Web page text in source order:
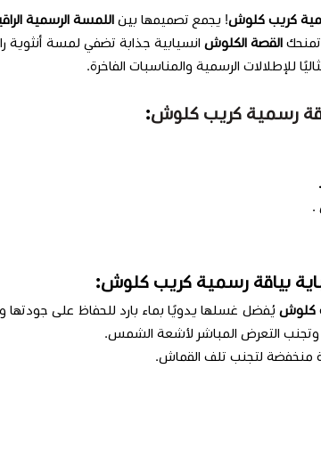
كريب كلوش! يجمع تصميمها بين اللمسة الرسمية
تمنحك القصة الكلوش انسيابية جذابة تضفي لمسة أنثوية
للإطلالات الرسمية والمناسبات الفاخرة.
رسمية كريب كلوش:
.
.
بياقة رسمية كريب كلوش:
كلوش يُفضل غسلها يدويًا بماء بارد للحفاظ على جودتها
وتجنب التعرض المباشر لأشعة الشمس.
منخفضة لتجنب تلف القماش.